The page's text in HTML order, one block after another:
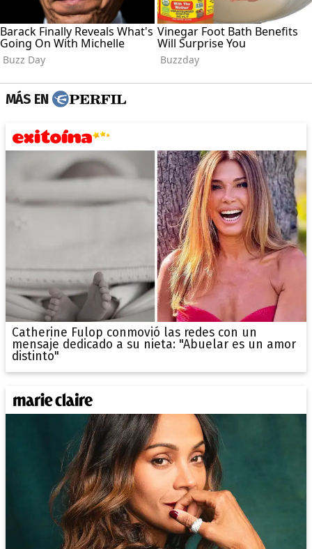
MÁS EN
Catherine Fulop conmovió las redes con un
mensaje dedicado a su nieta: "Abuelar es un amor
distinto"